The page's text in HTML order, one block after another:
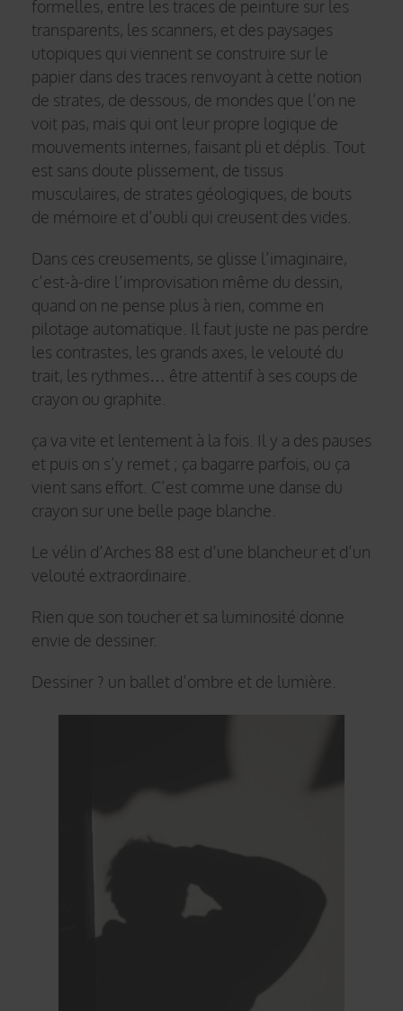
formelles, entre les traces de peinture sur les
transparents, les scanners, et des paysages
utopiques qui viennent se construire sur le
papier dans des traces renvoyant à cette notion
de strates, de dessous, de mondes que l’on ne
voit pas, mais qui ont leur propre logique de
mouvements internes, faisant pli et déplis. Tout
est sans doute plissement, de tissus
musculaires, de strates géologiques, de bouts
de mémoire et d’oubli qui creusent des vides.
Dans ces creusements, se glisse l’imaginaire,
c’est-à-dire l’improvisation même du dessin,
quand on ne pense plus à rien, comme en
pilotage automatique. Il faut juste ne pas perdre
les contrastes, les grands axes, le velouté du
trait, les rythmes… être attentif à ses coups de
crayon ou graphite.
ça va vite et lentement à la fois. Il y a des pauses
et puis on s’y remet ; ça bagarre parfois, ou ça
vient sans effort. C’est comme une danse du
crayon sur une belle page blanche.
Le vélin d’Arches 88 est d’une blancheur et d’un
velouté extraordinaire.
Rien que son toucher et sa luminosité donne
envie de dessiner.
Dessiner ? un ballet d’ombre et de lumière.